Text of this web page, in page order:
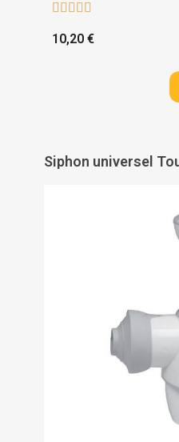
    
10,20 €